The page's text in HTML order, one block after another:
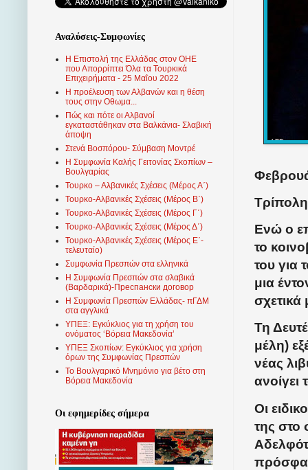
Ενώ ο
το
του για
μια
Τη
μέλη)
νέας
ανοίγει
Οι
της στο
Αναλύσεις-Συμφωνίες
Η Επιστολή της Ελλάδας στον ΟΗΕ
που Απορρίπτει Όλα τα Τουρκικά
Επιχειρήματα - 25 Μαΐου 2022
Η προέλευση των Αλβανών και η θέση
τους στην Οθωμα...
Πώς και πότε οι Αλβανοί
εγκαταστάθηκαν στα Βαλκάνια- Σλαβική
άποψη
Στενά Βοσπόρου- Σύμβαση Μοντρέ
Η Συμφωνία Καλής Γειτονίας Σκοπίων –
Βουλγαρίας
Τουρκο – Αλβανικές Σχέσεις (Mέρος Α΄)
Τουρκο-Αλβανικές Σχέσεις (Μέρος Β΄)
Τουρκο-Αλβανικές Σχέσεις (Μέρος Γ΄)
Τουρκο-Αλβανικές Σχέσεις (Μέρος Δ΄)
Τουρκο-Αλβανικές Σχέσεις (Μέρος Ε΄-
τελευταίο)
Συμφωνία Πρεσπών στα ελληνικά
Η Συμφωνία Πρεσπών στα σλαβικά
(Βαρδαρικά)-Преспански договор
Η Συμφωνία Πρεσπών Ελλάδας- πΓΔΜ
στα αγγλικά
ΥΠΕΞ: Εγκύκλιος για τη χρήση του
ονόματος ‘Βόρεια Μακεδονία’
ΥΠΕΞ Σκοπίων: Εγκύκλιος για χρήση
όρων της Συμφωνίας Πρεσπών
Το Βουλγαρικό Μνημόνιο για βέτο στη
Βόρεια Μακεδονία
Οι εφημερίδες σήμερα